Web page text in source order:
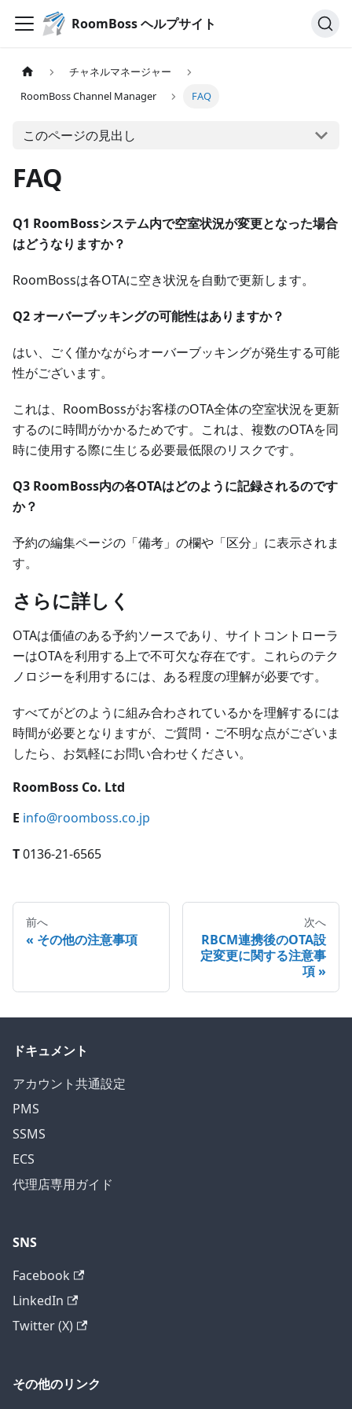
RoomBoss ヘルプサイト
チャネルマネージャー
RoomBoss Channel Manager
FAQ
このページの見出し
FAQ
Q1 RoomBossシステム内で空室状況が変更となった場合
はどうなりますか？
RoomBossは各OTAに空き状況を自動で更新します。
Q2 オーバーブッキングの可能性はありますか？
はい、ごく僅かながらオーバーブッキングが発生する可能
性がございます。
これは、RoomBossがお客様のOTA全体の空室状況を更新
するのに時間がかかるためです。これは、複数のOTAを同
時に使用する際に生じる必要最低限のリスクです。
Q3 RoomBoss内の各OTAはどのように記録されるのです
か？
予約の編集ページの「備考」の欄や「区分」に表示されま
す。
さらに詳しく
OTAは価値のある予約ソースであり、サイトコントローラ
ーはOTAを利用する上で不可欠な存在です。これらのテク
ノロジーを利用するには、ある程度の理解が必要です。
すべてがどのように組み合わされているかを理解するには
時間が必要となりますが、ご質問・ご不明な点がございま
したら、お気軽にお問い合わせください。
RoomBoss Co. Ltd
E info@roomboss.co.jp
T0136-21-6565
前へ
その他の注意事項
次へ
RBCM連携後のOTA設
定変更に関する注意事
項
ドキュメント
アカウント共通設定
PMS
SSMS
ECS
代理店専用ガイド
SNS
Facebook
LinkedIn
Twitter (X)
その他のリンク